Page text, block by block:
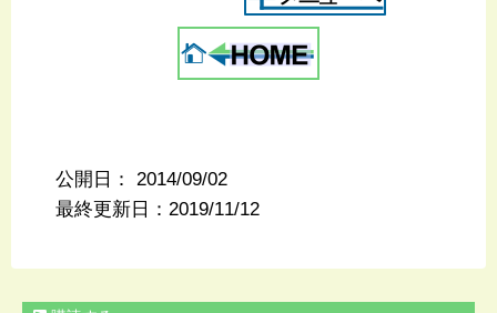
公開日： 2014/09/02
最終更新日：2019/11/12